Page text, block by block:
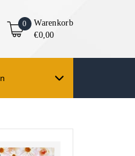
0
Warenkorb
€0,00